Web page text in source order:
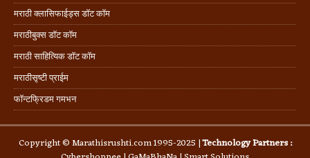
मराठी क्लासिफाईड्स डॉट कॉम
मराठीबुक्स डॉट कॉम
मराठी साहित्यिक डॉट कॉम
मराठीसृष्टी प्राईम
फॉन्टफ्रिडम गमभन
Copyright © Marathisrushti.com 1995-2025 |Technology Partners :